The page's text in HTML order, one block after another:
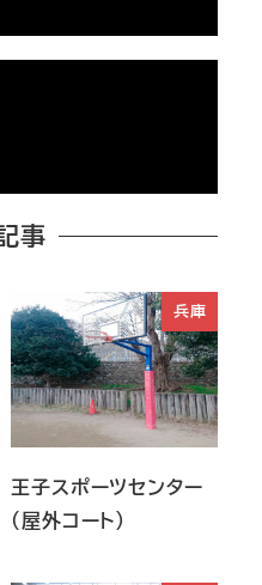
事
兵庫
王子スポーツセンター
（屋外コート）